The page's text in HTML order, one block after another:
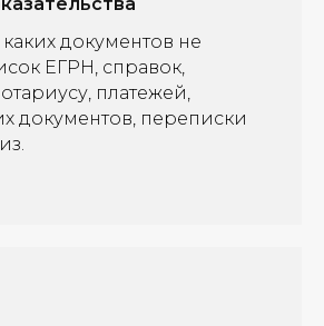
документов не
ЕГРН, справок,
платежей,
документов, переписки